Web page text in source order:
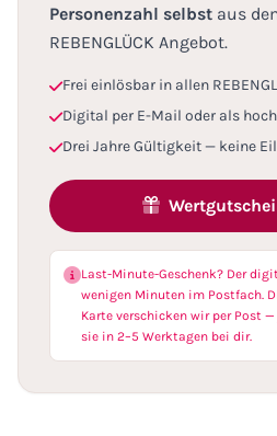
Personenzahl selbst aus
REBENGLÜCK Angebot.
Frei einlösbar in allen
Digital per E-Mail oder als
Drei Jahre Gültigkeit — keine
Last-Minute-Geschenk? Der
wenigen Minuten im Postfach.
Karte verschicken wir per Post
sie in 2–5 Werktagen bei dir.